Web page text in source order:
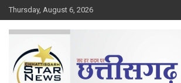
Skip
to
content
Thursday, August 6, 2026